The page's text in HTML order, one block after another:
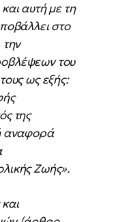
αυτή με τη
στο
του
ως εξής:
της
αναφορά
Ζωής».